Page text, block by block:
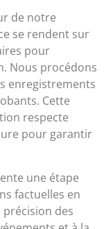
de notre
se rendent sur
pour
Nous procédons
enregistrements
Cette
respecte
pour garantir
une étape
factuelles en
des